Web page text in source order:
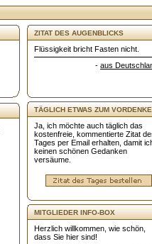
ZITAT DES AUGENBLICKS
Flüssigkeit bricht Fasten nicht.
- aus
TÄGLICH ETWAS ZUM
Ja, ich möchte auch täglich das
kostenfreie, kommentierte Zitat
Tages per Email erhalten, damit
keinen schönen Gedanken
versäume.
MITGLIEDER INFO-BOX
Herzlich willkommen, wie schön,
dass Sie hier sind!